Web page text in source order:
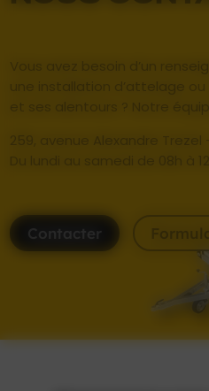
Vous avez besoin d’un
une installation d’attelage
et ses alentours ? Notre
259, avenue Alexandre Trezel
Du lundi au samedi de 08h à
Contacter